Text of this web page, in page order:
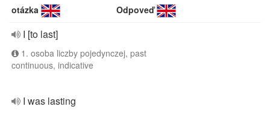
otázka Odpoveď
I [to last]
1. osoba liczby pojedynczej, past
continuous, indicative
I was lasting